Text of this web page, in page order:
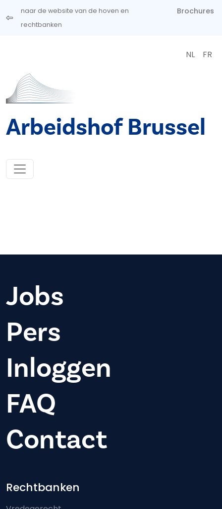
Overslaan en naar de inhoud gaan
naar de website van de hoven en
rechtbanken
Brochures
NL FR
Arbeidshof Brussel
Jobs
Pers
Inloggen
FAQ
Contact
Footer-menu
Rechtbanken